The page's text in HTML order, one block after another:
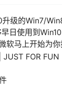
级的Win7/
日使用到
马上开始为你